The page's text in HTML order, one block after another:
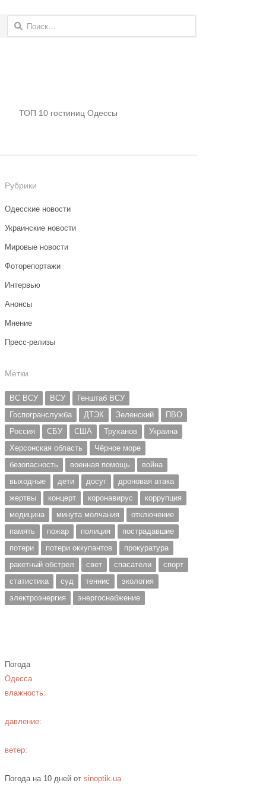
Найти:
ТОП 10 гостиниц Одессы
Рубрики
Одесские новости
Украинские новости
Мировые новости
Фоторепортажи
Интервью
Анонсы
Мнение
Пресс-релизы
Метки
ВС ВСУ ВСУ
Генштаб ВСУ
Госпогранслужба
ДТЭК Зеленский
ПВО
Россия
СБУ США Труханов
Украина
Херсонская область
Чёрное море
безопасность
военная помощь
война
выходные
дети досуг
дроновая атака
жертвы
концерт коронавирус
коррупция
медицина
минута молчания
отключение
память
пожар полиция
пострадавшие
потери
потери оккупантов
прокуратура
ракетный обстрел
свет спасатели
спорт
статистика
суд теннис
экология
электроэнергия
энергоснабжение
Погода
Одесса
влажность:
давление:
ветер:
Погода на 10 дней отsinoptik.ua